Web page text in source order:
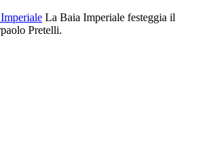
La Baia Imperiale festeggia il
Pretelli.